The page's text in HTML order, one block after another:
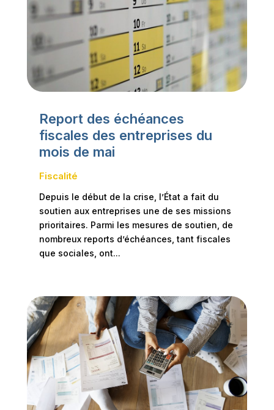
Report des échéances
fiscales des entreprises du
mois de mai
Fiscalité
Depuis le début de la crise, l’État a fait du
soutien aux entreprises une de ses missions
prioritaires. Parmi les mesures de soutien, de
nombreux reports d’échéances, tant fiscales
que sociales, ont...